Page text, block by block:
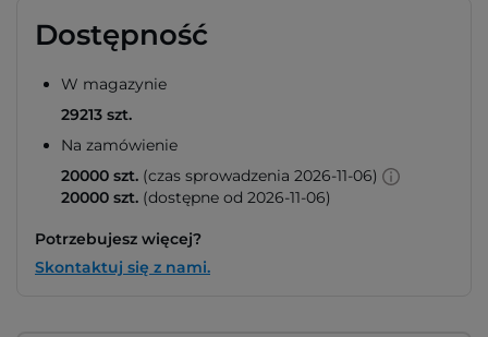
Dostępność
W magazynie
29213 szt.
Na zamówienie
20000 szt. (czas sprowadzenia 2026-11-06)
20000 szt. (dostępne od 2026-11-06)
Potrzebujesz więcej?
Skontaktuj się z nami.